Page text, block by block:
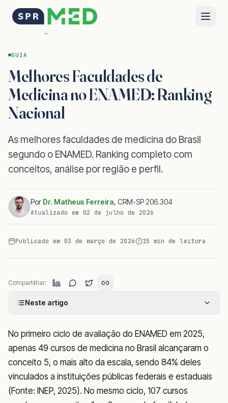
GUIA
Melhores Faculdades de
Medicina no ENAMED: Ranking
Nacional
As melhores faculdades de medicina do Brasil
segundo o ENAMED. Ranking completo com
conceitos, análise por região e perfil.
Por Dr. Matheus Ferreira, CRM-SP 206.304
Atualizado em 02 de julho de 2026
Publicado em 03 de março de 2026 15 min de leitura
Compartilhar:
Neste artigo
No primeiro ciclo de avaliação do ENAMED em 2025,
apenas 49 cursos de medicina no Brasil alcançaram o
conceito 5, o mais alto da escala, sendo 84% deles
vinculados a instituições públicas federais e estaduais
(Fonte: INEP, 2025). No mesmo ciclo, 107 cursos